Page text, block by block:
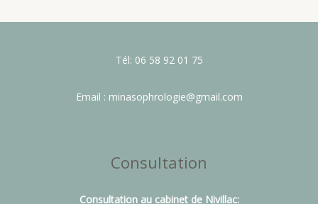
Tél: 06 58 92 01 75
Email : minasophrologie@gmail.com
Consultation
Consultation au cabinet de Nivillac: